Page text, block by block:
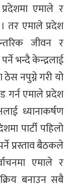
एमाले र
तर एमाले प्रदेश
जीवन र
भन्दै केन्द्रलाई
ठेस नपुग्ने गरी यो
गर्न एमाले प्रदेश
ध्यानाकर्षण
पार्टी पहिलो
प्रस्ताव बैठकले
एमाले र
बनाउन सबै